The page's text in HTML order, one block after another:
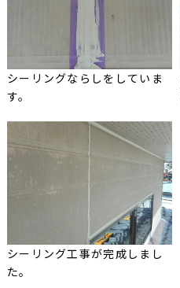
シーリングならしをしていま
す。
シーリング工事が完成しまし
た。